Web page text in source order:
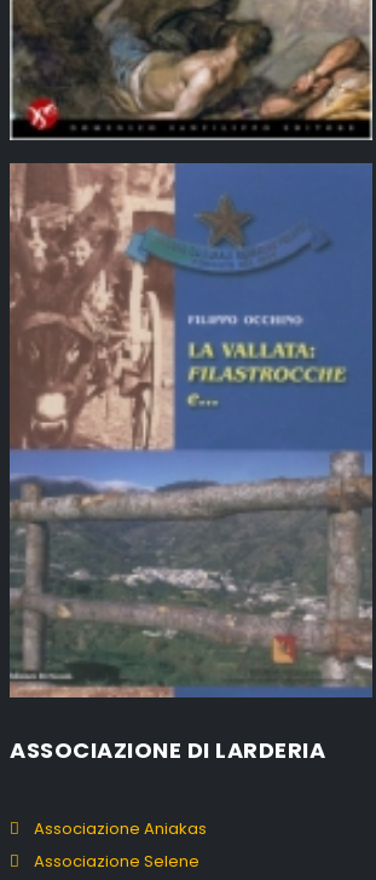
ASSOCIAZIONE DI LARDERIA
Associazione Aniakas
Associazione Selene